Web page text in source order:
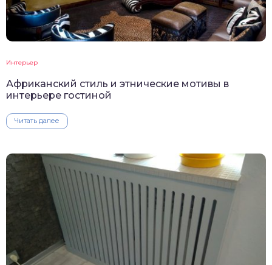
Интерьер
Африканский стиль и этнические мотивы в
интерьере гостиной
Читать далее